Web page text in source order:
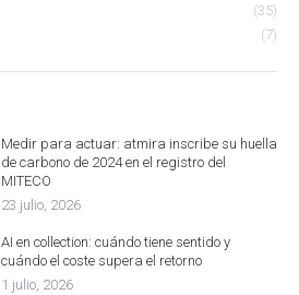
(35)
(7)
Medir para actuar: atmira inscribe su huella
de carbono de 2024 en el registro del
MITECO
23 julio, 2026
AI en collection: cuándo tiene sentido y
cuándo el coste supera el retorno
1 julio, 2026